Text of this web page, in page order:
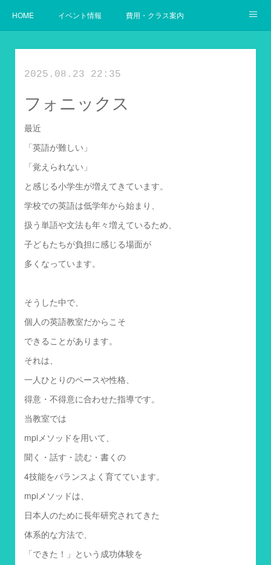
HOME イベント情報 費用・クラス案内
2025.08.23 22:35
フォニックス
最近
「英語が難しい」
「覚えられない」
と感じる小学生が増えてきています。
学校での英語は低学年から始まり、
扱う単語や文法も年々増えているため、
子どもたちが負担に感じる場面が
多くなっています。
そうした中で、
個人の英語教室だからこそ
できることがあります。
それは、
一人ひとりのペースや性格、
得意・不得意に合わせた指導です。
当教室では
mpiメソッドを用いて、
聞く・話す・読む・書くの
4技能をバランスよく育てています。
mpiメソッドは、
日本人のために長年研究されてきた
体系的な方法で、
「できた！」という成功体験を